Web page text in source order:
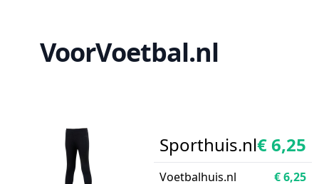
VoorVoetbal.nl
Sporthuis.nl€ 6,25
Voetbalhuis.nl
€ 6,25